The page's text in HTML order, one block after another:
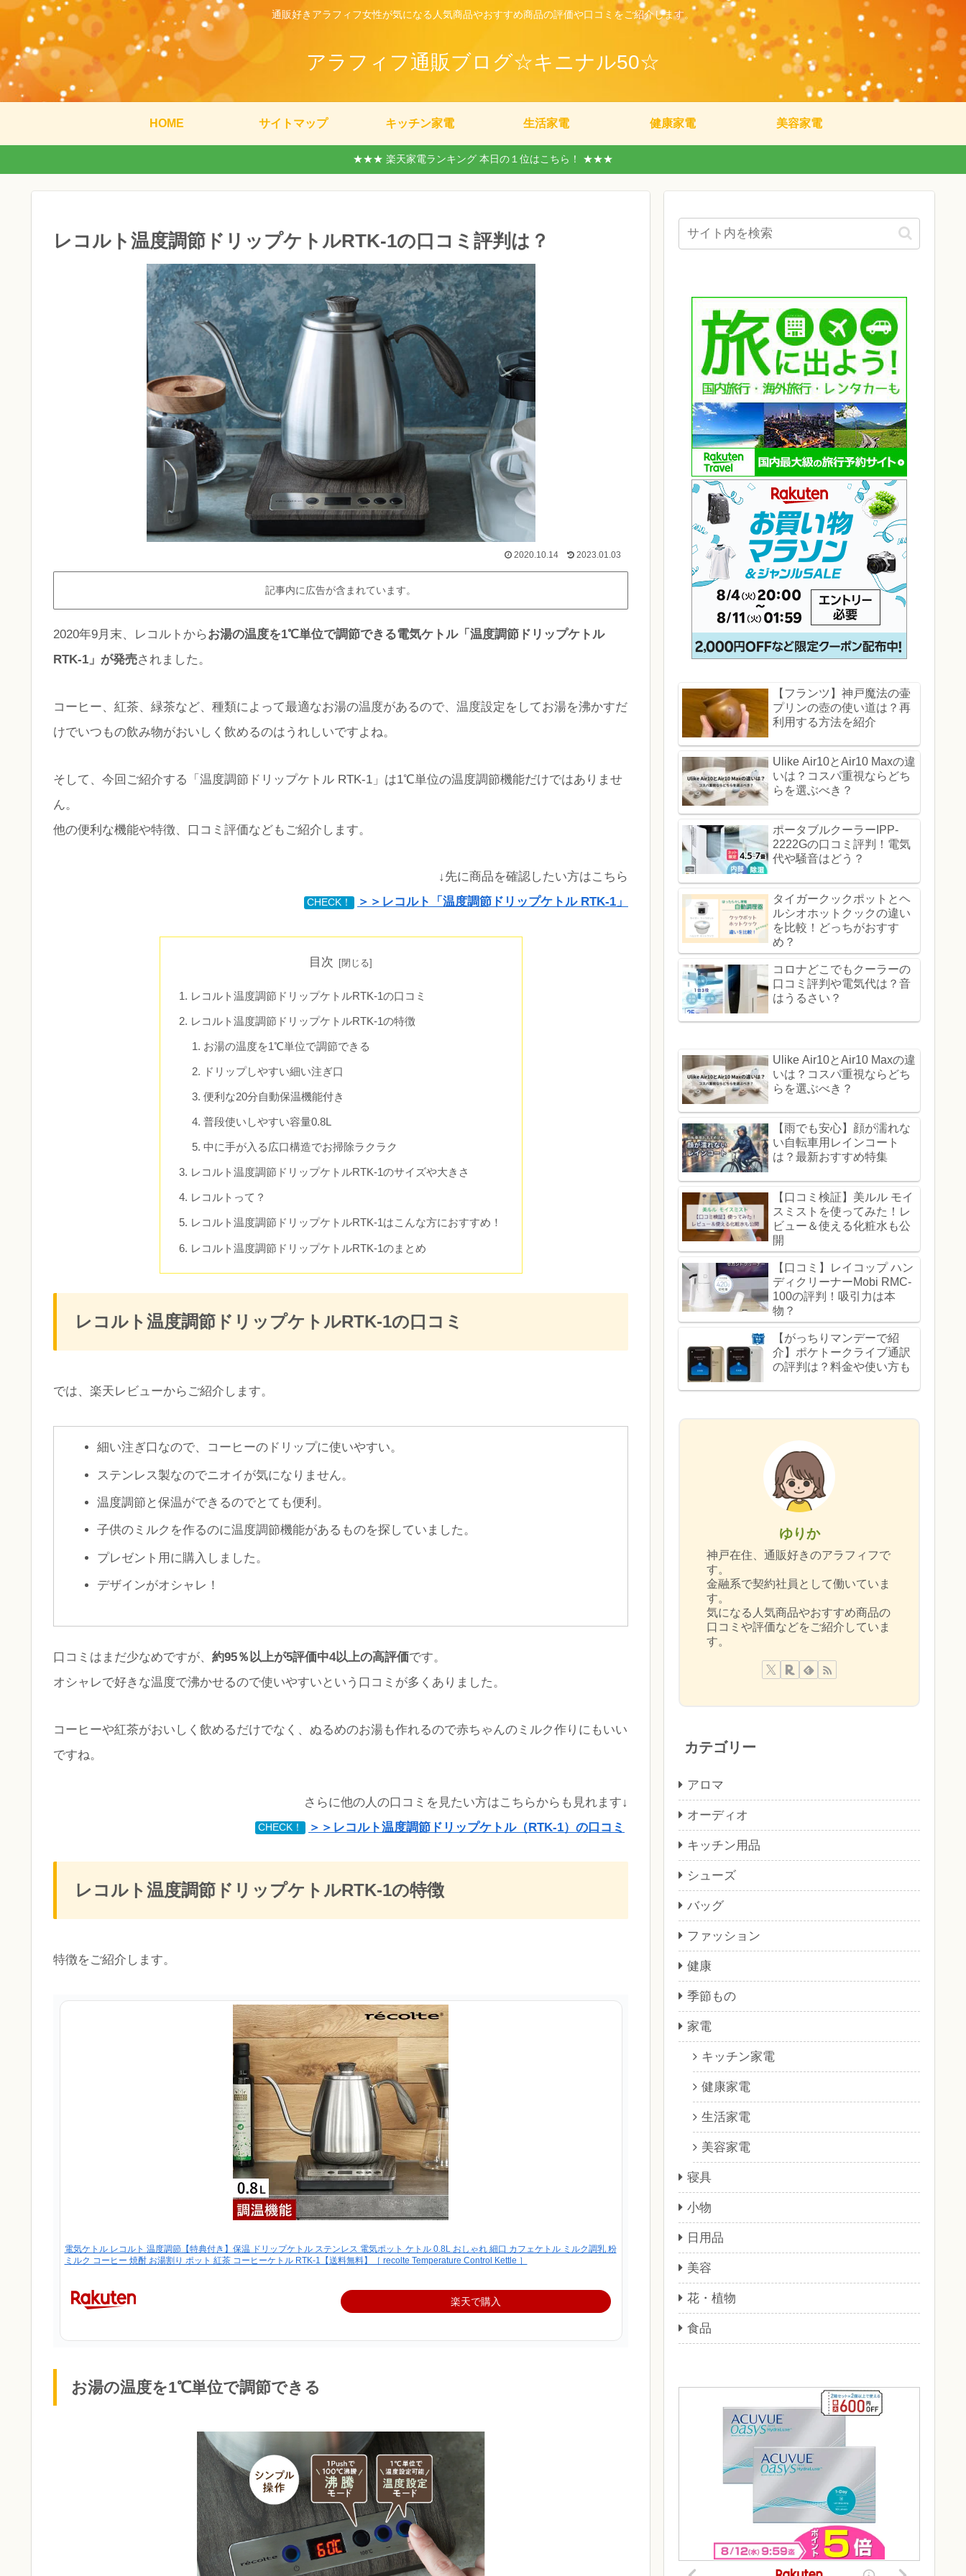
通販好きアラフィフ女性が気になる人気商品やおすすめ商品の評価や口コミをご紹介します。
アラフィフ通販ブログ☆キニナル50☆
HOME サイトマップ キッチン家電 生活家電 健康家電 美容家電
★★★ 楽天家電ランキング 本日の１位はこちら！ ★★★
レコルト温度調節ドリップケトルRTK-1の口コミ評判は？
2020.10.14 2023.01.03
記事内に広告が含まれています。
2020年9月末、レコルトからお湯の温度を1℃単位で調節できる電気ケトル「温度調節ドリップケトル
RTK-1」が発売されました。
コーヒー、紅茶、緑茶など、種類によって最適なお湯の温度があるので、温度設定をしてお湯を沸かすだ
けでいつもの飲み物がおいしく飲めるのはうれしいですよね。
そして、今回ご紹介する「温度調節ドリップケトル RTK-1」は1℃単位の温度調節機能だけではありませ
ん。
他の便利な機能や特徴、口コミ評価などもご紹介します。
↓先に商品を確認したい方はこちら
CHECK！ ＞＞レコルト「温度調節ドリップケトル RTK-1」
目次
レコルト温度調節ドリップケトルRTK-1の口コミ
レコルト温度調節ドリップケトルRTK-1の特徴
お湯の温度を1℃単位で調節できる
ドリップしやすい細い注ぎ口
便利な20分自動保温機能付き
普段使いしやすい容量0.8L
中に手が入る広口構造でお掃除ラクラク
レコルト温度調節ドリップケトルRTK-1のサイズや大きさ
レコルトって？
レコルト温度調節ドリップケトルRTK-1はこんな方におすすめ！
レコルト温度調節ドリップケトルRTK-1のまとめ
レコルト温度調節ドリップケトルRTK-1の口コミ
では、楽天レビューからご紹介します。
細い注ぎ口なので、コーヒーのドリップに使いやすい。
ステンレス製なのでニオイが気になりません。
温度調節と保温ができるのでとても便利。
子供のミルクを作るのに温度調節機能があるものを探していました。
プレゼント用に購入しました。
デザインがオシャレ！
口コミはまだ少なめですが、 約95％以上が5評価中4以上の高評価です。
オシャレで好きな温度で沸かせるので使いやすいという口コミが多くありました。
コーヒーや紅茶がおいしく飲めるだけでなく、ぬるめのお湯も作れるので赤ちゃんのミルク作りにもいい
ですね。
さらに他の人の口コミを見たい方はこちらからも見れます↓
CHECK！ ＞＞レコルト温度調節ドリップケトル（RTK-1）の口コミ
レコルト温度調節ドリップケトルRTK-1の特徴
特徴をご紹介します。
電気ケトル レコルト 温度調節【特典付き】保温 ドリップケトル ステンレス 電気ポット ケトル 0.8L おしゃれ 細口 カフェケトル ミルク調乳 粉
ミルク コーヒー 焼酎 お湯割り ポット 紅茶 コーヒーケトル RTK-1【送料無料】［ recolte Temperature Control Kettle ］
楽天で購入
お湯の温度を1℃単位で調節できる
【フランツ】神戸魔法の壷
プリンの壺の使い道は？再
利用する方法を紹介
Ulike Air10とAir10 Maxの違
いは？コスパ重視ならどち
らを選ぶべき？
ポータブルクーラーIPP-
2222Gの口コミ評判！電気
代や騒音はどう？
タイガークックポットとヘ
ルシオホットクックの違い
を比較！どっちがおすす
め？
コロナどこでもクーラーの
口コミ評判や電気代は？音
はうるさい？
Ulike Air10とAir10 Maxの違
いは？コスパ重視ならどち
らを選ぶべき？
【雨でも安心】顔が濡れな
い自転車用レインコート
は？最新おすすめ特集
【口コミ検証】美ルル モイ
スミストを使ってみた！レ
ビュー＆使える化粧水も公
開
【口コミ】レイコップ ハン
ディクリーナーMobi RMC-
100の評判！吸引力は本
物？
【がっちりマンデーで紹
介】ポケトークライブ通訳
の評判は？料金や使い方も
ゆりか
神戸在住、通販好きのアラフィフで
す。
金融系で契約社員として働いていま
す。
気になる人気商品やおすすめ商品の
口コミや評価などをご紹介していま
す。
カテゴリー
アロマ
オーディオ
キッチン用品
シューズ
バッグ
ファッション
健康
季節もの
家電
キッチン家電
健康家電
生活家電
美容家電
寝具
小物
日用品
美容
花・植物
食品